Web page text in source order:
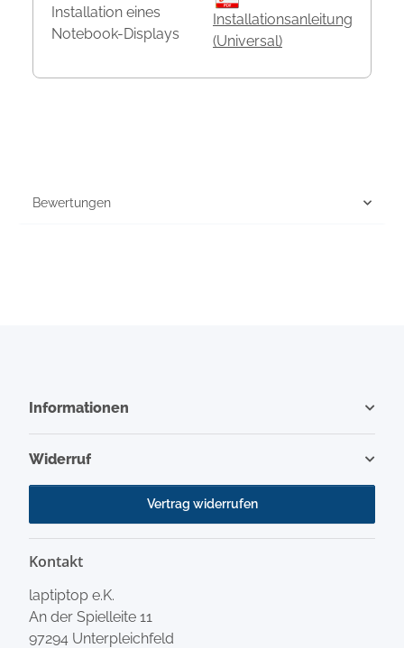
Installation eines
Notebook-Displays
Installationsanleitung
(Universal)
Bewertungen
Informationen
Widerruf
Vertrag widerrufen
Kontakt
laptiptop e.K.
An der Spielleite 11
97294 Unterpleichfeld